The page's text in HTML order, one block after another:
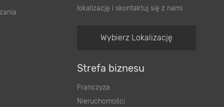
lokalizację i skontaktuj się z nami
Wybierz Lokalizację
Strefa biznesu
Franczyza
Nieruchomości